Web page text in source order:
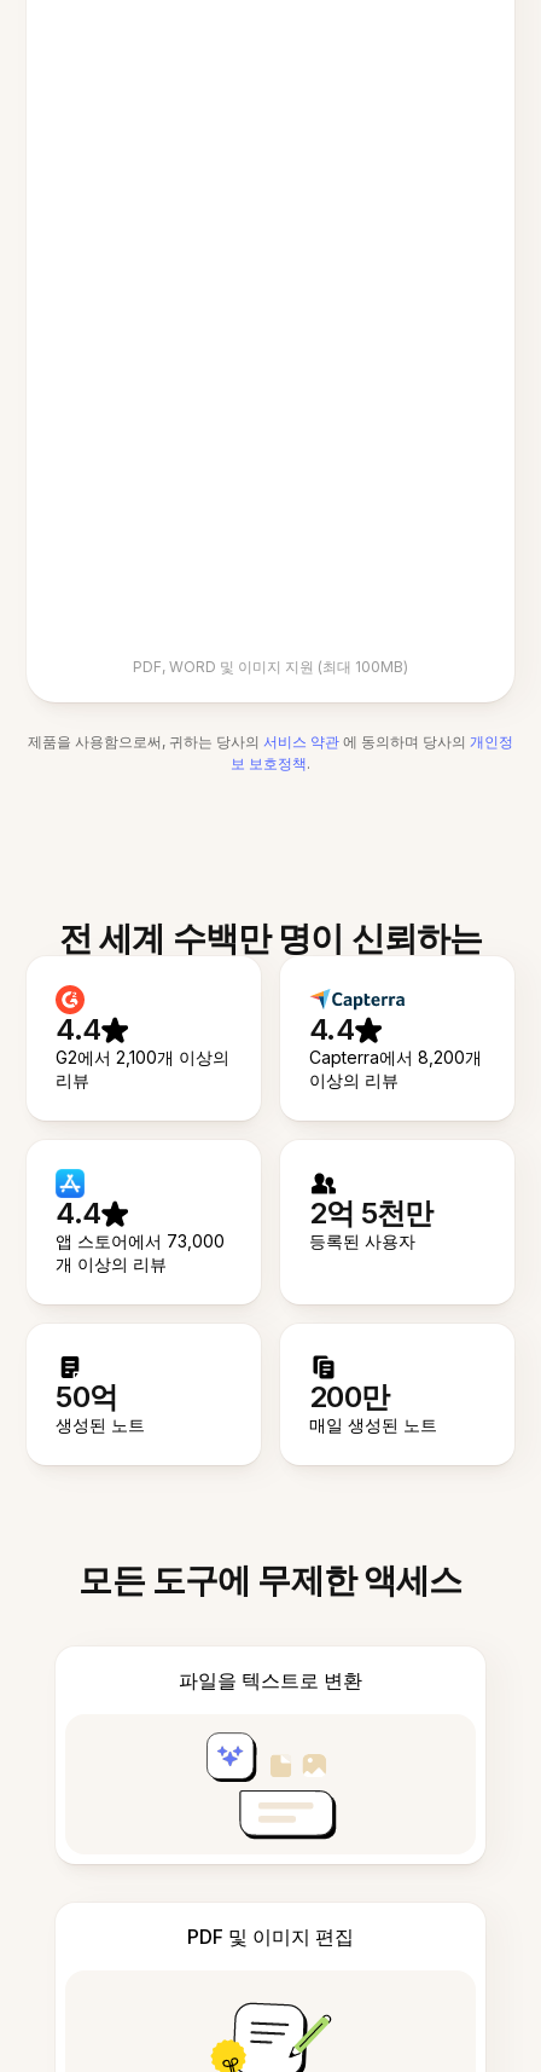
PDF, WORD 및 이미지 지원 (최대 100MB)
제품을 사용함으로써, 귀하는 당사의 서비스 약관 에 동의하며 당사의 개인정
보 보호정책.
전 세계 수백만 명이 신뢰하는
4.4
G2에서 2,100개 이상의
리뷰
4.4
Capterra에서 8,200개
이상의 리뷰
4.4
앱 스토어에서 73,000
개 이상의 리뷰
2억 5천만
등록된 사용자
50억
생성된 노트
200만
매일 생성된 노트
모든 도구에 무제한 액세스
파일을 텍스트로 변환
PDF 및 이미지 편집